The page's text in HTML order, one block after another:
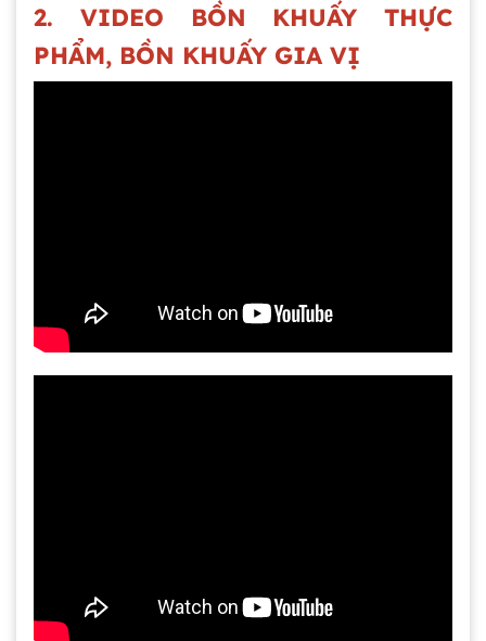
2. VIDEO BỒN KHUẤY THỰC
PHẨM, BỒN KHUẤY GIA VỊ
Gia công bồn khuấy, silo chứa nguyên liệu